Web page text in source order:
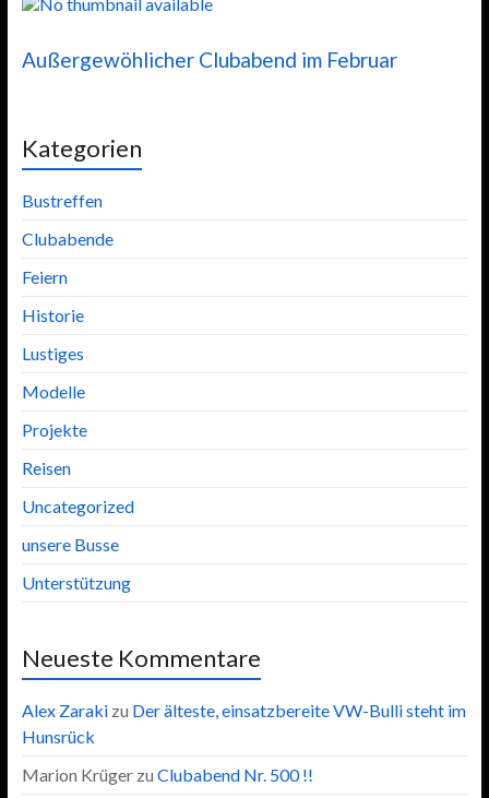
Außergewöhlicher Clubabend im Februar
Kategorien
Bustreffen
Clubabende
Feiern
Historie
Lustiges
Modelle
Projekte
Reisen
Uncategorized
unsere Busse
Unterstützung
Neueste Kommentare
Alex Zarakizu Der älteste, einsatzbereite VW-Bulli steht im
Hunsrück
Marion Krügerzu Clubabend Nr. 500 !!